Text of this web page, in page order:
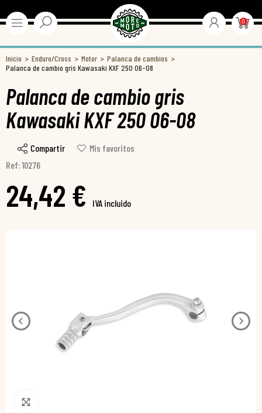
0
Inicio Enduro/Cross Motor
Palanca de cambios
Palanca de cambio gris Kawasaki KXF 250 06-08
Palanca de cambio gris
Kawasaki KXF 250 06-08
Compartir
Mis favoritos
Ref: 10276
24,42 € IVA incluido